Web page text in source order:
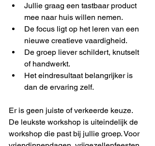
Jullie graag een tastbaar product
mee naar huis willen nemen.
De focus ligt op het leren van een
nieuwe creatieve vaardigheid.
De groep liever schildert, knutselt
of handwerkt.
Het eindresultaat belangrijker is
dan de ervaring zelf.
Er is geen juiste of verkeerde keuze.
De leukste workshop is uiteindelijk de
workshop die past bij jullie groep. Voor